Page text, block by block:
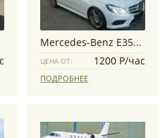
Mercedes-Benz E350 AMG
ЦЕНА ОТ: 1200 Р/час
ПОДРОБНЕЕ